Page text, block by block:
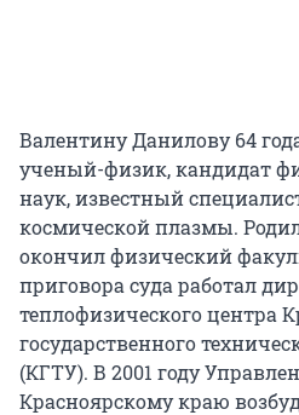
Валентину Данилову 64
ученый-физик, кандидат
наук, известный
космической плазмы.
окончил физический
приговора суда работал
теплофизического центра
государственного
(КГТУ). В 2001 году
Красноярскому краю